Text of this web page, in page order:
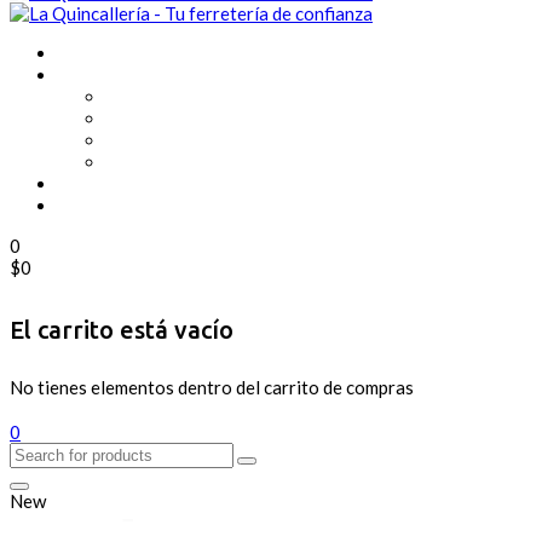
0
$0
El carrito está vacío
No tienes elementos dentro del carrito de compras
0
New